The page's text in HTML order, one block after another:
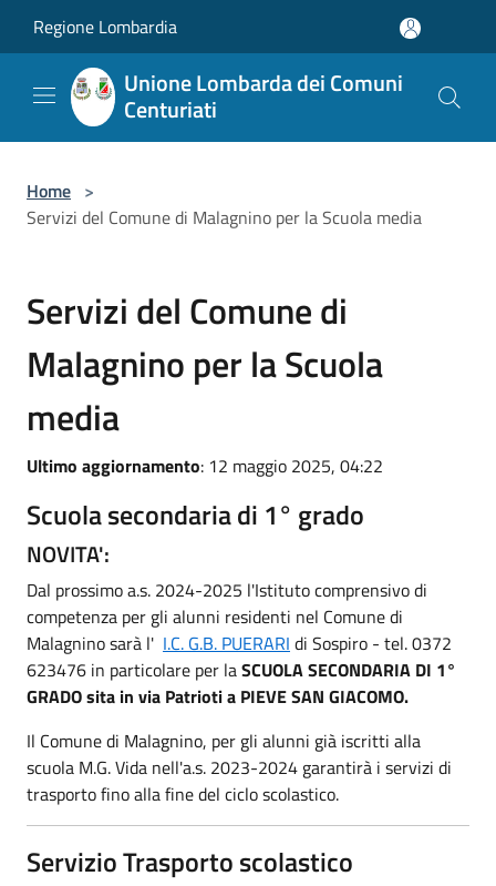
Regione Lombardia
Unione Lombarda dei Comuni
Centuriati
Home >
Servizi del Comune di Malagnino per la Scuola media
Servizi del Comune di
Malagnino per la Scuola
media
Ultimo aggiornamento: 12 maggio 2025, 04:22
Scuola secondaria di 1° grado
NOVITA':
Dal prossimo a.s. 2024-2025 l'Istituto comprensivo di
competenza per gli alunni residenti nel Comune di
Malagnino sarà l' I.C. G.B. PUERARI di Sospiro - tel. 0372
623476 in particolare per laSCUOLA SECONDARIA DI 1°
GRADO sita in via Patrioti a PIEVE SAN GIACOMO.
Il Comune di Malagnino, per gli alunni già iscritti alla
scuola M.G. Vida nell'a.s. 2023-2024 garantirà i servizi di
trasporto fino alla fine del ciclo scolastico.
Servizio Trasporto scolastico